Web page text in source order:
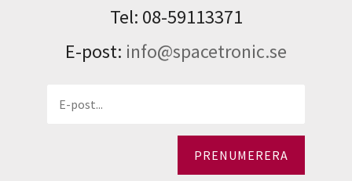
Tel: 08-59113371
E-post: info@spacetronic.se
PRENUMERERA